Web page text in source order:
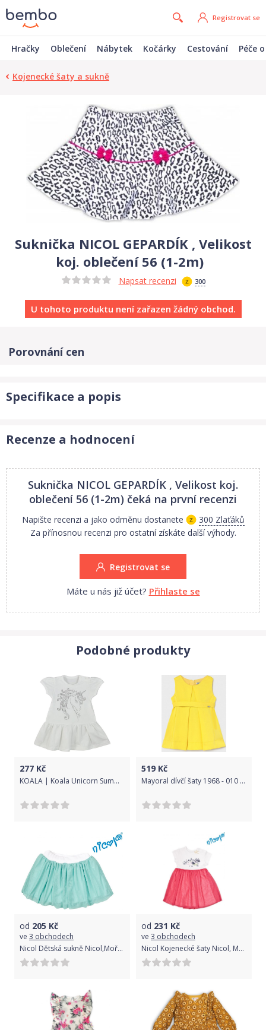
Registrovat se
Hračky Oblečení Nábytek Kočárky Cestování Péče
Kojenecké šaty a sukně
Suknička NICOL GEPARDÍK , Velikost
koj. oblečení 56 (1-2m)
Napsat recenzi 300
U tohoto produktu není zařazen žádný obchod.
Porovnání cen
Specifikace a popis
Recenze a hodnocení
Suknička NICOL GEPARDÍK , Velikost koj.
oblečení 56 (1-2m) čeká na první recenzi
Napište recenzi a jako odměnu dostanete
300 Zlaťáků
Za přínosnou recenzi pro ostatní získáte další výhody.
Registrovat se
Máte u nás již účet? Přihlaste se
Podobné produkty
277 Kč
KOALA | Koala Unicorn Summer | Kojenecké letní šaty Koala Unicorn Summer bílé | Bílá | 68 (4-6m)
519 Kč
Mayoral dívčí šaty 1968 - 010 Velikost: 68
od 205 Kč
ve 3 obchodech
Nicol Dětská sukně Nicol,Mořská víla - zelená vel. 116 116 (5-6 let)
od 231 Kč
ve 3 obchodech
Nicol Kojenecké šaty Nicol, Mořská víla - červeno/bílé, vel. 80 80 (9-12m)